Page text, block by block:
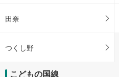
田奈
つくし野
こどもの国線